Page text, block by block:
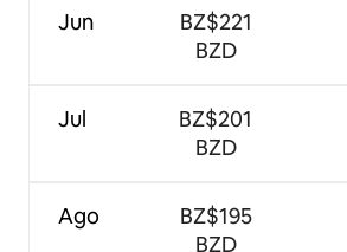
Jun
Jul
Ago
BZ$221
BZD
BZ$201
BZD
BZ$195
BZD